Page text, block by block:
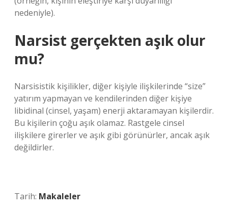
nedeniyle).
Narsist gerçekten aşık olur
mu?
Narsisistik kişilikler, diğer kişiyle ilişkilerinde “size”
yatırım yapmayan ve kendilerinden diğer kişiye
libidinal (cinsel, yaşam) enerji aktaramayan kişilerdir.
Bu kişilerin çoğu aşık olamaz. Rastgele cinsel
ilişkilere girerler ve aşık gibi görünürler, ancak aşık
değildirler.
Tarih: Makaleler